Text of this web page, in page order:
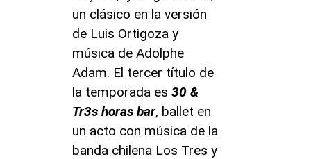
un clásico en la versión
de Luis Ortigoza y
música de Adolphe
Adam. El tercer título de
la temporada es 30 &
Tr3s horas bar, ballet en
un acto con música de la
banda chilena Los Tres y